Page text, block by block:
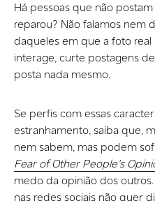
Há pessoas que não
reparou? Não falamos nem
daqueles em que a foto real
interage, curte postagens
posta nada mesmo.
Se perfis com essas
estranhamento, saiba que,
nem sabem, mas podem
Fear of Other People’s
medo da opinião dos
nas redes sociais não quer